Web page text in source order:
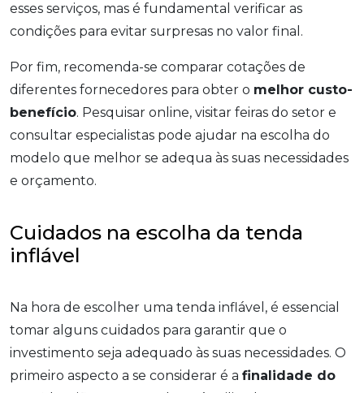
esses serviços, mas é fundamental verificar as
condições para evitar surpresas no valor final.
Por fim, recomenda-se comparar cotações de
diferentes fornecedores para obter o melhor custo-
benefício. Pesquisar online, visitar feiras do setor e
consultar especialistas pode ajudar na escolha do
modelo que melhor se adequa às suas necessidades
e orçamento.
Cuidados na escolha da tenda
inflável
Na hora de escolher uma tenda inflável, é essencial
tomar alguns cuidados para garantir que o
investimento seja adequado às suas necessidades. O
primeiro aspecto a se considerar é a finalidade do